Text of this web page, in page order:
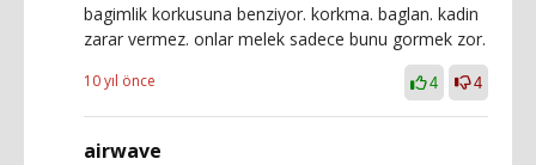
bagimlik korkusuna benziyor. korkma. baglan. kadin
zarar vermez. onlar melek sadece bunu gormek zor.
10 yıl önce 4 4
airwave